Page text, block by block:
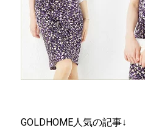
GOLDHOME人気の記事↓